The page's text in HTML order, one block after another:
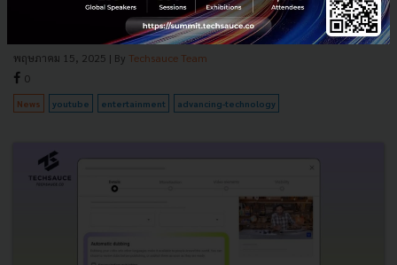
เพื่อแสดงโฆษณาหลังช่วงพีค เพิ่มการจดจำแบรนด์ พร้อมฟีเจอร์
พฤษภาคม 15, 2025 | By Techsauce Team
0
News youtube entertainment advancing-technology